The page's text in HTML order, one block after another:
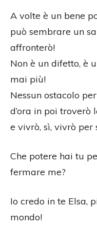
A volte è un bene
può sembrare un
affronterò!
Non è un difetto, è
mai più!
Nessun ostacolo
d’ora in poi
e vivrò, sì, vivrò
Che potere hai tu
fermare me?
Io credo in te Elsa,
mondo!